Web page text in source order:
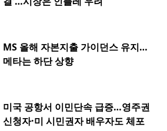
MS 올해 자본지출 가이던스 유지…
메타는 하단 상향
미국 공항서 이민단속 급증…영주권
신청자·미 시민권자 배우자도 체포